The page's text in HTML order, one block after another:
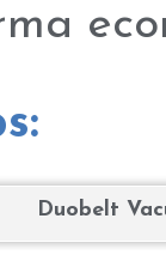
Duobelt